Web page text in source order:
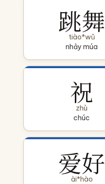
跳舞
tiào*wǔ
nhảy múa
祝
zhù
chúc
爱好
ài*hào